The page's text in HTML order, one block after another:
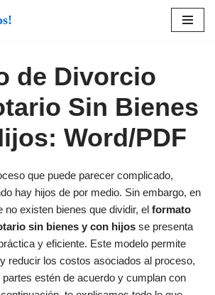
de Divorcio
Sin Bienes
Word/PDF
que puede parecer complicado,
hay hijos de por medio. Sin embargo, en
no existen bienes que dividir, el formato
sin bienes y con hijos se presenta
y eficiente. Este modelo permite
reducir los costos asociados al proceso,
estén de acuerdo y cumplan con